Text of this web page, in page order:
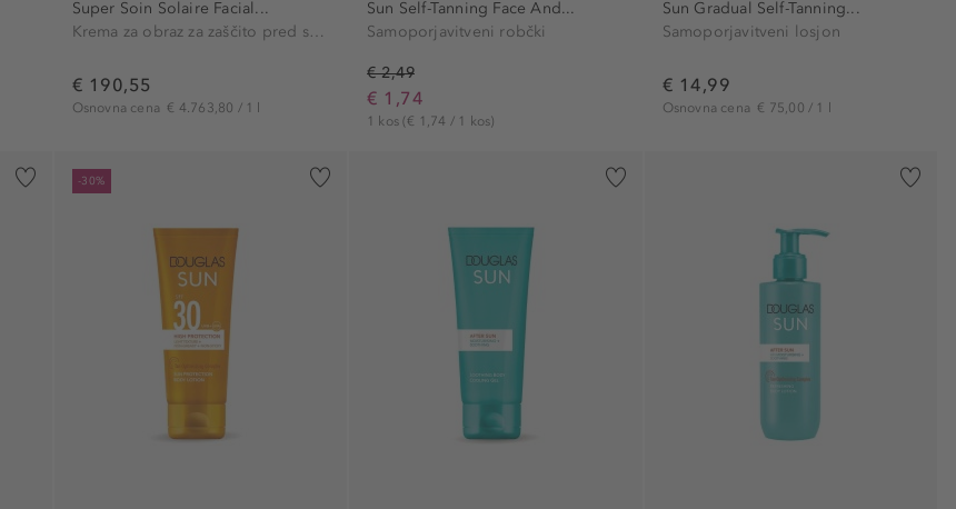
Super Soin Solaire Facial...
Krema za obraz za zaščito pred soncem
€ 190,55
Osnovna cena € 4.763,80 / 1 l
Sun Self-Tanning Face And...
Samoporjavitveni robčki
€ 2,49
€ 1,74
1 kos(€ 1,74 / 1 kos)
Sun Gradual Self-Tanning...
Samoporjavitveni losjon
€ 14,99
Osnovna cena € 75,00 / 1 l
-30%